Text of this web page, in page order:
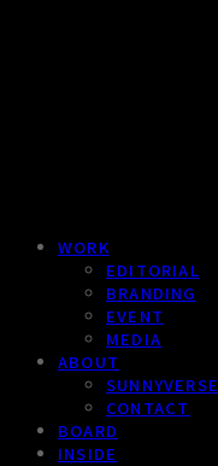
WORK
EDITORIAL
BRANDING
EVENT
MEDIA
ABOUT
SUNNYVERSE
CONTACT
BOARD
INSIDE